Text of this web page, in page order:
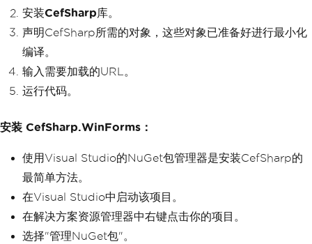
安装CefSharp库。
声明CefSharp所需的对象，这些对象已准备好进行最小化
编译。
输入需要加载的URL。
运行代码。
安装 CefSharp.WinForms：
使用Visual Studio的NuGet包管理器是安装CefSharp的
最简单方法。
在Visual Studio中启动该项目。
在解决方案资源管理器中右键点击你的项目。
选择"管理NuGet包"。